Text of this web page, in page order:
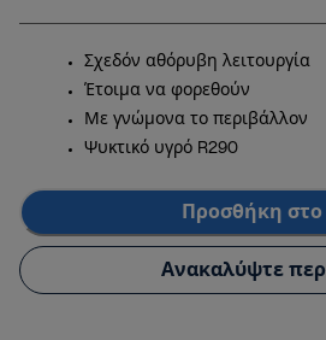
Σχεδόν αθόρυβη λειτουργία
Έτοιμα να φορεθούν
Με γνώμονα το περιβάλλον
Ψυκτικό υγρό R290
Προσθήκη στο
Ανακαλύψτε